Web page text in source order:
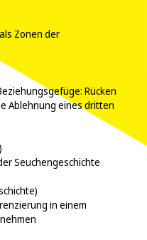
Zonen der
Rücken
Ablehnung eines dritten
Seuchengeschichte
in einem